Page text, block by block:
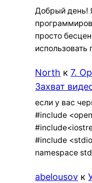
Добрый день!
просто
North к7.
Захват
если у вас
#include
#include
namespace
abelousov к